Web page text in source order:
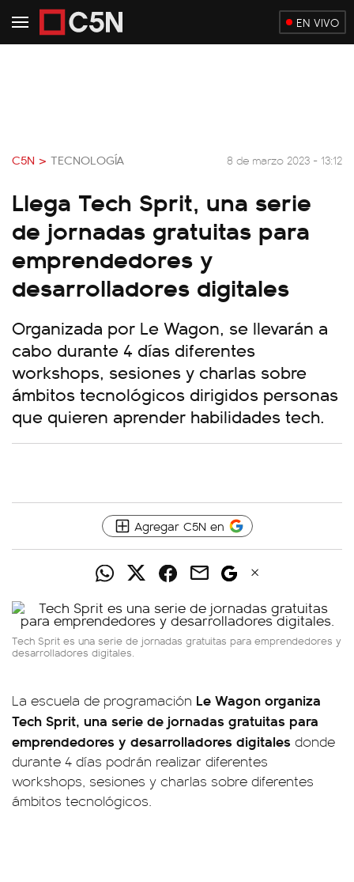
EN VIVO
C5N > TECNOLOGÍA 8 de marzo 2023 - 13:12
Llega Tech Sprit, una serie
de jornadas gratuitas para
emprendedores y
desarrolladores digitales
Organizada por Le Wagon, se llevarán a
cabo durante 4 días diferentes
workshops, sesiones y charlas sobre
ámbitos tecnológicos dirigidos personas
que quieren aprender habilidades tech.
Agregar C5N en
Tech Sprit es una serie de jornadas gratuitas para emprendedores y
desarrolladores digitales.
La escuela de programación Le Wagon organiza
Tech Sprit, una serie de jornadas gratuitas para
emprendedores y desarrolladores digitales donde
durante 4 días podrán realizar diferentes
workshops, sesiones y charlas sobre diferentes
ámbitos tecnológicos.